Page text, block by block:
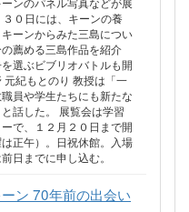
０日には、キーンの養
ーンからみた三島につい
薦める三島作品を紹介
選ぶビブリオバトルも開
紀もとのり 教授は「一
員や学生たちにも新たな
話した。 展覧会は学習
で、１２月２０日まで開
正午）。日祝休館。入場
日までに申し込む。
ン 70年前の出会い